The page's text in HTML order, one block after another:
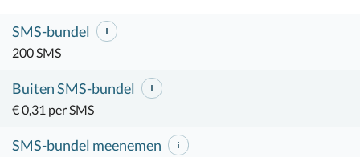
SMS-bundel
200 SMS
Buiten SMS-bundel
€ 0,31 per SMS
SMS-bundel meenemen